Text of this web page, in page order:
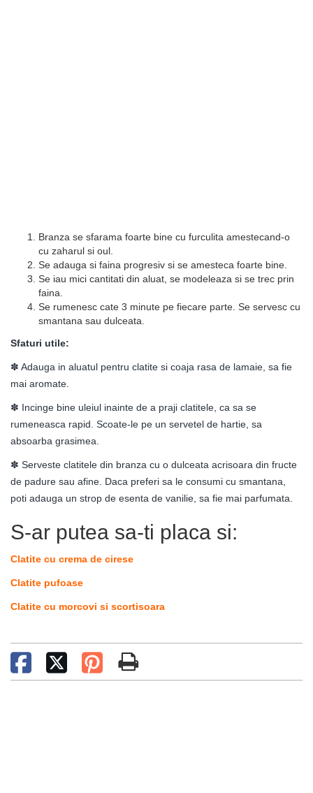
Branza se sfarama foarte bine cu furculita amestecand-o
cu zaharul si oul.
Se adauga si faina progresiv si se amesteca foarte bine.
Se iau mici cantitati din aluat, se modeleaza si se trec prin
faina.
Se rumenesc cate 3 minute pe fiecare parte. Se servesc cu
smantana sau dulceata.
Sfaturi utile:
✽ Adauga in aluatul pentru clatite si coaja rasa de lamaie, sa fie
mai aromate.
✽ Incinge bine uleiul inainte de a praji clatitele, ca sa se
rumeneasca rapid. Scoate-le pe un servetel de hartie, sa
absoarba grasimea.
✽ Serveste clatitele din branza cu o dulceata acrisoara din fructe
de padure sau afine. Daca preferi sa le consumi cu smantana,
poti adauga un strop de esenta de vanilie, sa fie mai parfumata.
S-ar putea sa-ti placa si:
Clatite cu crema de cirese
Clatite pufoase
Clatite cu morcovi si scortisoara